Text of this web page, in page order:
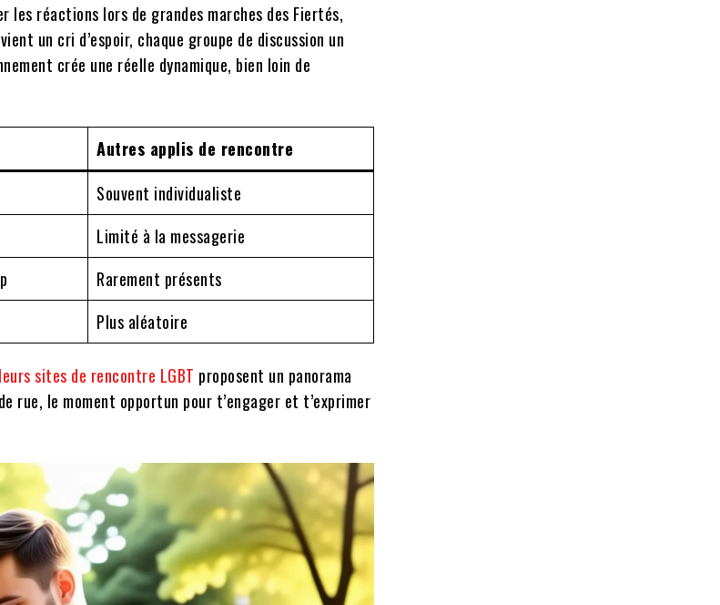
les réactions lors de grandes marches des Fiertés,
un cri d’espoir, chaque groupe de discussion un
crée une réelle dynamique, bien loin de
Autres applis de rencontre
Souvent individualiste
Limité à la messagerie
Rarement présents
Plus aléatoire
sites de rencontre LGBT proposent un panorama
rue, le moment opportun pour t’engager et t’exprimer